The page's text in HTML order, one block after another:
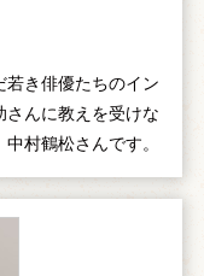
き俳優たちのイン
さんに教えを受けな
村鶴松さんです。